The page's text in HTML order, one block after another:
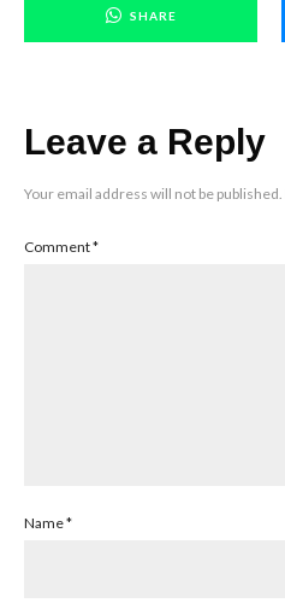
SHARE
Leave a Reply
Your email address will not be published.
Comment*
Name*